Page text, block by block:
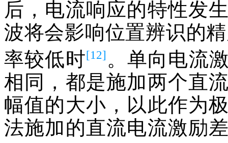
后，电流响应的特性发
波将会影响位置辨识的
率较低时[12] 。单向电流
相同，都是施加两个直
幅值的大小，以此作为
法施加的直流电流激励